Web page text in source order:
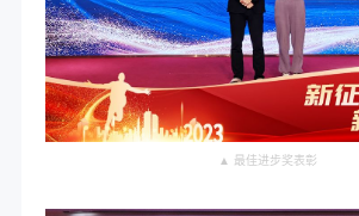
▲ 最佳进步奖表彰